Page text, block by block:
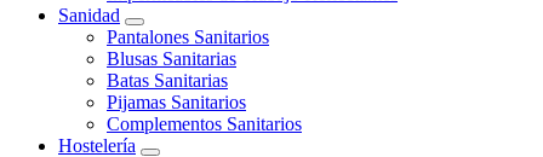
Sanidad
Pantalones Sanitarios
Blusas Sanitarias
Batas Sanitarias
Pijamas Sanitarios
Complementos Sanitarios
Hostelería